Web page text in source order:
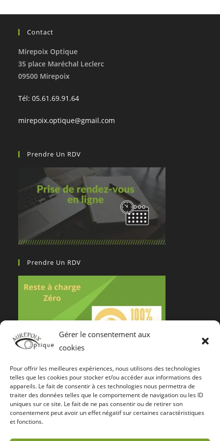
Gérer le consentement aux
cookies
Pour offrir les meilleures expériences, nous utilisons des technologies
telles que les cookies pour stocker et/ou accéder aux informations des
appareils. Le fait de consentir à ces technologies nous permettra de
traiter des données telles que le comportement de navigation ou les ID
uniques sur ce site. Le fait de ne pas consentir ou de retirer son
consentement peut avoir un effet négatif sur certaines caractéristiques
et fonctions.
Contact
Mirepoix Optique
35 place Maréchal Leclerc
09500 Mirepoix
Tél: 05.61.69.91.64
mirepoix.optique@gmail.com
Prendre Un RDV
Prendre Un RDV
Notre Certification De Services